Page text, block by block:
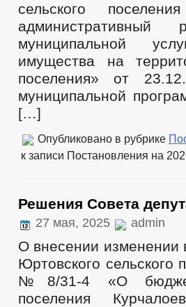
сельского
административный
муниципальной
имущества на
поселения» от
муниципальной
[…]
Опубликовано в рубрике
к записи Постановления на
Решения Совета
27 мая, 2025 admin
О внесении изменении
Юртовского сельского
№8/31-4 «О
поселения